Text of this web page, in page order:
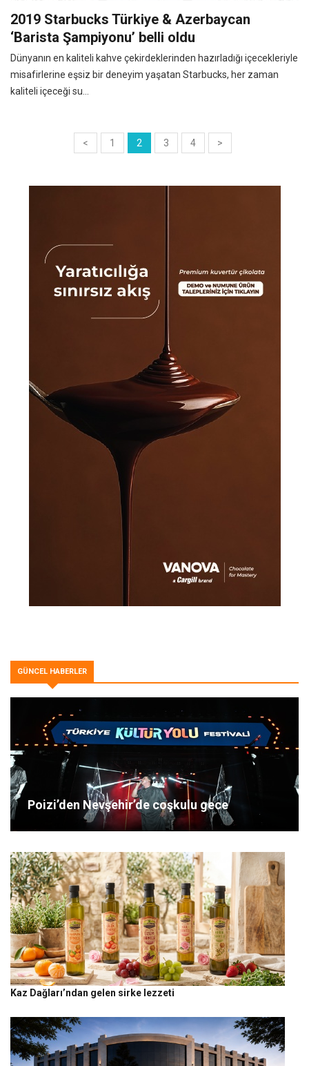
2019 Starbucks Türkiye & Azerbaycan
‘Barista Şampiyonu’ belli oldu
Dünyanın en kaliteli kahve çekirdeklerinden hazırladığı içecekleriyle
misafirlerine eşsiz bir deneyim yaşatan Starbucks, her zaman
kaliteli içeceği su...
< 1 2 3 4 >
GÜNCEL HABERLER
Poizi’den Nevşehir’de coşkulu gece
Kaz Dağları’ndan gelen sirke lezzeti